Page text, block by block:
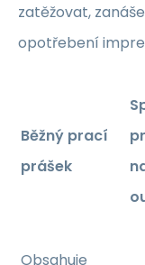
zatěžovat,
opotřebení
Běžný prací
prášek
Obsahuje